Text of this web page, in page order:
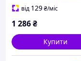
від 129₴/міс
1 286₴
Купити